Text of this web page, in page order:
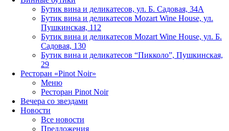
Бутик вина и деликатесов, ул. Б. Садовая, 34А
Бутик вина и деликатесов Mozart Wine House, ул.
Пушкинская, 112
Бутик вина и деликатесов Mozart Wine House, ул. Б.
Садовая, 130
Бутик вина и деликатесов “Пикколо”, Пушкинская,
29
Ресторан «Pinot Noir»
Меню
Ресторан Pinot Noir
Вечера со звездами
Новости
Все новости
Предложения